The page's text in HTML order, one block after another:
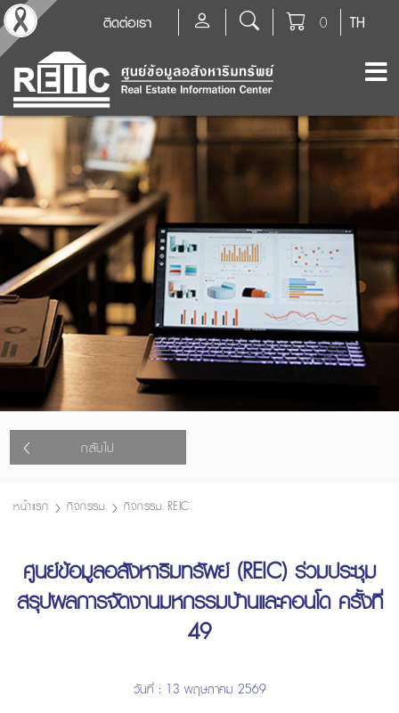
TH
0
ติดต่อเรา
กลับไป
หน้าแรก กิจกรรม กิจกรรม REIC
ศูนย์ข้อมูลอสังหาริมทรัพย์ (REIC) ร่วมประชุม
สรุปผลการจัดงานมหกรรมบ้านและคอนโด ครั้งที่
49
วันที่ : 13 พฤษภาคม 2569